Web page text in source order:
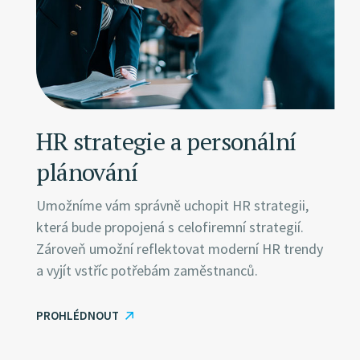
HR strategie a personální
plánování
Umožníme vám správně uchopit HR strategii,
která bude propojená s celofiremní strategií.
Zároveň umožní reflektovat moderní HR trendy
a vyjít vstříc potřebám zaměstnanců.
PROHLÉDNOUT